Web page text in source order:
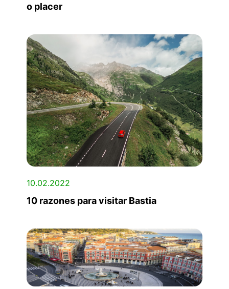
o placer
10.02.2022
10 razones para visitar Bastia